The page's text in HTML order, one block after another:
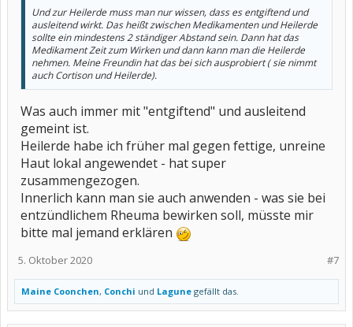
Und zur Heilerde muss man nur wissen, dass es entgiftend und
ausleitend wirkt. Das heißt zwischen Medikamenten und Heilerde
sollte ein mindestens 2 ständiger Abstand sein. Dann hat das
Medikament Zeit zum Wirken und dann kann man die Heilerde
nehmen. Meine Freundin hat das bei sich ausprobiert ( sie nimmt
auch Cortison und Heilerde).
Was auch immer mit "entgiftend" und ausleitend
gemeint ist.
Heilerde habe ich früher mal gegen fettige, unreine
Haut lokal angewendet - hat super
zusammengezogen.
Innerlich kann man sie auch anwenden - was sie bei
entzündlichem Rheuma bewirken soll, müsste mir
bitte mal jemand erklären
#7
5. Oktober 2020
Maine Coonchen, Conchi und Lagune gefällt das.